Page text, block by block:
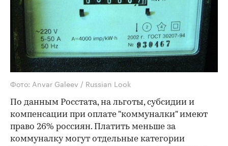
Фото: Anvar Galeev / Russian Look
По данным Росстата, на льготы, субсидии и
компенсации при оплате "коммуналки" имеют
право 26% россиян. Платить меньше за
коммуналку могут отдельные категории